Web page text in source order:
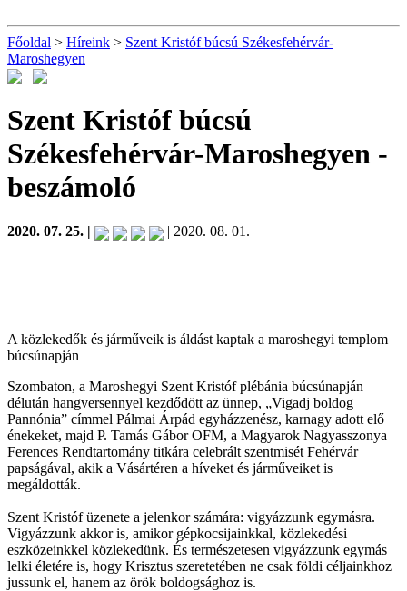
Főoldal > Híreink > Szent Kristóf búcsú Székesfehérvár-
Maroshegyen
Szent Kristóf búcsú
Székesfehérvár-Maroshegyen -
beszámoló
2020. 07. 25. | | 2020. 08. 01.
A közlekedők és járműveik is áldást kaptak a maroshegyi templom
búcsúnapján
Szombaton, a Maroshegyi Szent Kristóf plébánia búcsúnapján
délután hangversennyel kezdődött az ünnep, „Vigadj boldog
Pannónia” címmel Pálmai Árpád egyházzenész, karnagy adott elő
énekeket, majd P. Tamás Gábor OFM, a Magyarok Nagyasszonya
Ferences Rendtartomány titkára celebrált szentmisét Fehérvár
papságával, akik a Vásártéren a híveket és járműveiket is
megáldották.
Szent Kristóf üzenete a jelenkor számára: vigyázzunk egymásra.
Vigyázzunk akkor is, amikor gépkocsijainkkal, közlekedési
eszközeinkkel közlekedünk. És természetesen vigyázzunk egymás
lelki életére is, hogy Krisztus szeretetében ne csak földi céljainkhoz
jussunk el, hanem az örök boldogsághoz is.